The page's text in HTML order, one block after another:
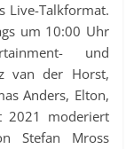
Live-Talkformat.
um 10:00 Uhr
und
van der Horst,
Anders, Elton,
2021 moderiert
Stefan Mross